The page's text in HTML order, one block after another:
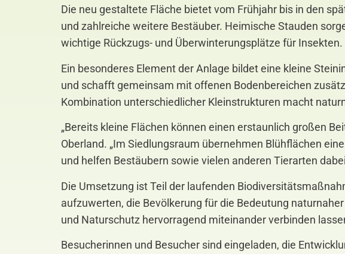
Die neu gestaltete Fläche bietet vom Frühjahr bis in den
und zahlreiche weitere Bestäuber. Heimische Stauden
wichtige Rückzugs- und Überwinterungsplätze für Insekten.
Ein besonderes Element der Anlage bildet eine kleine
und schafft gemeinsam mit offenen Bodenbereichen
Kombination unterschiedlicher Kleinstrukturen macht
„Bereits kleine Flächen können einen erstaunlich großen
Oberland. „Im Siedlungsraum übernehmen Blühflächen
und helfen Bestäubern sowie vielen anderen Tierarten
Die Umsetzung ist Teil der laufenden
aufzuwerten, die Bevölkerung für die Bedeutung
und Naturschutz hervorragend miteinander verbinden
Besucherinnen und Besucher sind eingeladen, die